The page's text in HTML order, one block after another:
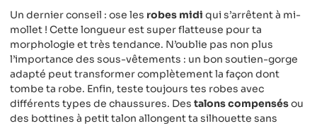
Un dernier conseil : ose les robes midi qui s’arrêtent à mi-
mollet ! Cette longueur est super flatteuse pour ta
morphologie et très tendance. N’oublie pas non plus
l’importance des sous-vêtements : un bon soutien-gorge
adapté peut transformer complètement la façon dont
tombe ta robe. Enfin, teste toujours tes robes avec
différents types de chaussures. Des talons compensésou
des bottines à petit talon allongent ta silhouette sans